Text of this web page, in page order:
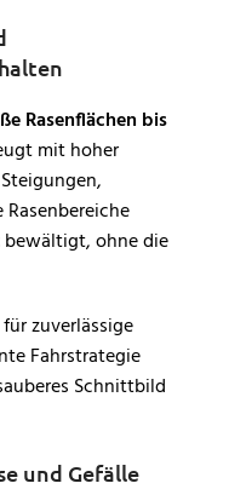
Rasenflächen bis
mit hoher
bewältigt, ohne die
zuverlässige
Fahrstrategie
Schnittbild
und Gefälle